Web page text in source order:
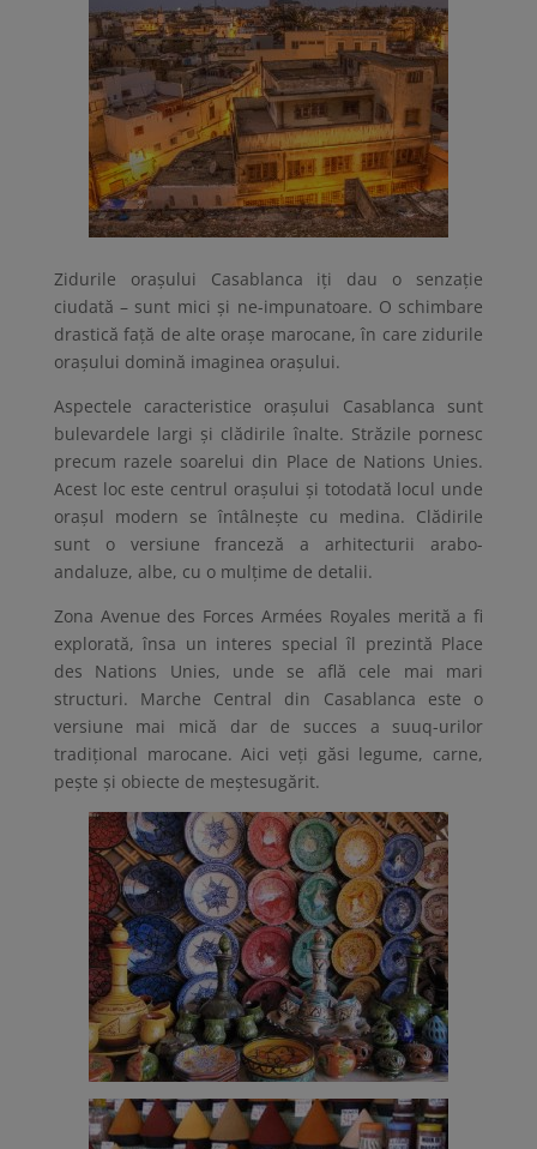
Zidurile orașului Casablanca iți dau o senzație
ciudată – sunt mici și ne-impunatoare. O schimbare
drastică față de alte orașe marocane, în care zidurile
orașului domină imaginea orașului.
Aspectele caracteristice orașului Casablanca sunt
bulevardele largi și clădirile înalte. Străzile pornesc
precum razele soarelui din Place de Nations Unies.
Acest loc este centrul orașului și totodată locul unde
orașul modern se întâlnește cu medina. Clădirile
sunt o versiune franceză a arhitecturii arabo-
andaluze, albe, cu o mulțime de detalii.
Zona Avenue des Forces Armées Royales merită a fi
explorată, însa un interes special îl prezintă Place
des Nations Unies, unde se află cele mai mari
structuri. Marche Central din Casablanca este o
versiune mai mică dar de succes a suuq-urilor
tradițional marocane. Aici veți găsi legume, carne,
pește și obiecte de meștesugărit.